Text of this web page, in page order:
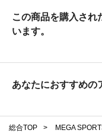
この商品を購入され
います。
あなたにおすすめの
総合TOP > MEGA